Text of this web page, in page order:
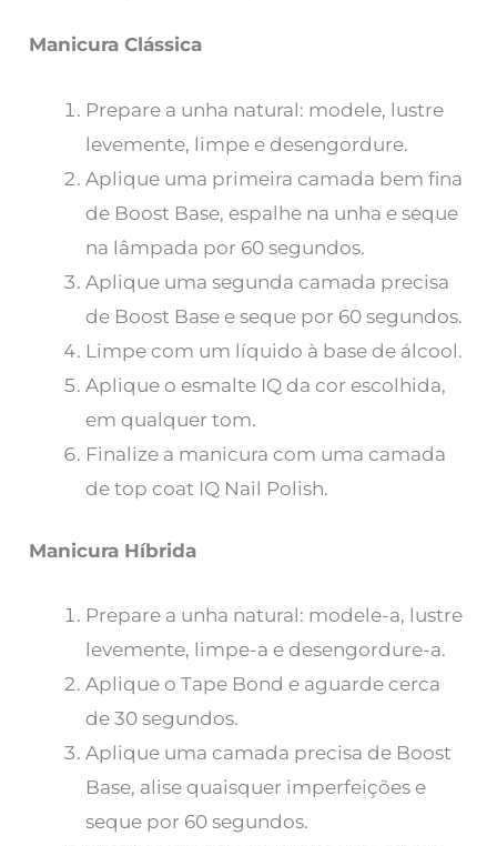
Manicura Clássica
Prepare a unha natural: modele, lustre
levemente, limpe e desengordure.
Aplique uma primeira camada bem fina
de Boost Base, espalhe na unha e seque
na lâmpada por 60 segundos.
Aplique uma segunda camada precisa
de Boost Base e seque por 60 segundos.
Limpe com um líquido à base de álcool.
Aplique o esmalte IQ da cor escolhida,
em qualquer tom.
Finalize a manicura com uma camada
de top coat IQ Nail Polish.
Manicura Híbrida
Prepare a unha natural: modele-a, lustre
levemente, limpe-a e desengordure-a.
Aplique o Tape Bond e aguarde cerca
de 30 segundos.
Aplique uma camada precisa de Boost
Base, alise quaisquer imperfeições e
seque por 60 segundos.